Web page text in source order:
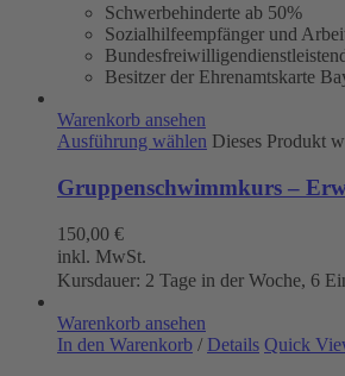
Schwerbehinderte ab 50%
Sozialhilfeempfänger und
Besitzer der Ehrenamtskarte
Warenkorb ansehen
Ausführung wählen Dieses Produkt
Gruppenschwimmkurs –
150,00 €
inkl. MwSt.
Kursdauer: 2 Tage in der Woche, 6
Warenkorb ansehen
In den Warenkorb / Details Quick